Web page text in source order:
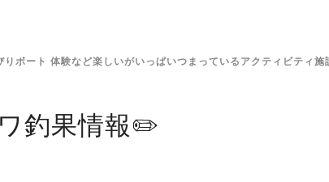
ト 体験など楽しいがいっぱいつまっているアクティビティ施
釣果情報✏️